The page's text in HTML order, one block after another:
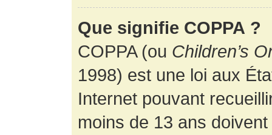
Que signifie COPPA ?
COPPA (ou Children’s
1998) est une loi aux
Internet pouvant
moins de 13 ans